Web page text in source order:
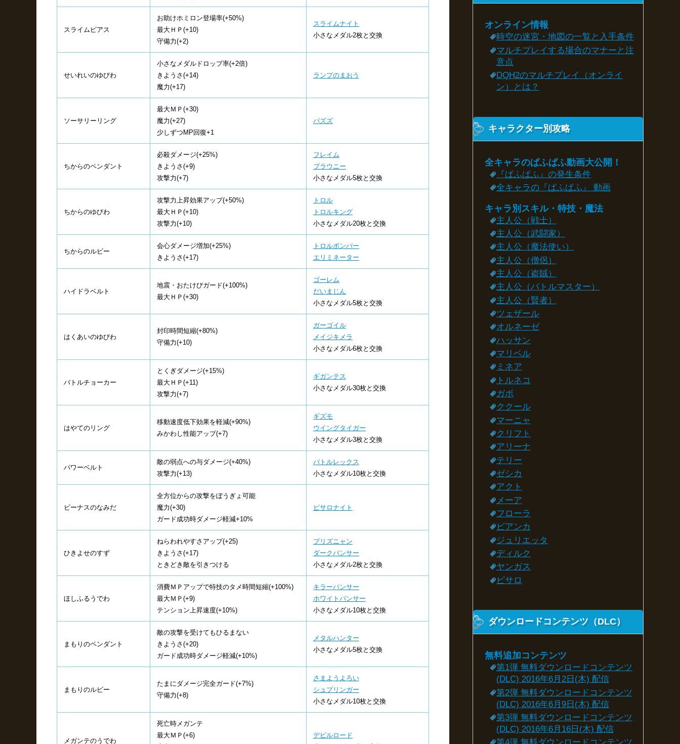
スライムピアス
お助けホミロン登場率(+50%)
最大ＨＰ(+10)
守備力(+2)
スライムナイト
小さなメダル2枚と交換
せいれいのゆびわ
小さなメダルドロップ率(+2倍)
きようさ(+14)
魔力(+17)
ランプのまおう
ソーサリーリング
最大ＭＰ(+30)
魔力(+27)
少しずつMP回復+1
バズズ
ちからのペンダント
必殺ダメージ(+25%)
きようさ(+9)
攻撃力(+7)
フレイム
ブラウニー
小さなメダル5枚と交換
ちからのゆびわ
攻撃力上昇効果アップ(+50%)
最大ＨＰ(+10)
攻撃力(+10)
トロル
トロルキング
小さなメダル20枚と交換
ちからのルビー
会心ダメージ増加(+25%)
きようさ(+17)
トロルボンバー
エリミネーター
ハイドラベルト
地震・おたけびガード(+100%)
最大ＨＰ(+30)
ゴーレム
だいまじん
小さなメダル5枚と交換
はくあいのゆびわ
封印時間短縮(+80%)
守備力(+10)
ガーゴイル
メイジキメラ
小さなメダル6枚と交換
バトルチョーカー
とくぎダメージ(+15%)
最大ＨＰ(+11)
攻撃力(+7)
ギガンテス
小さなメダル30枚と交換
はやてのリング
移動速度低下効果を軽減(+90%)
みかわし性能アップ(+7)
ギズモ
ウイングタイガー
小さなメダル3枚と交換
パワーベルト
敵の弱点への与ダメージ(+40%)
攻撃力(+13)
バトルレックス
小さなメダル10枚と交換
ビーナスのなみだ
全方位からの攻撃をぼうぎょ可能
魔力(+30)
ガード成功時ダメージ軽減+10%
ピサロナイト
ひきよせのすず
ねらわれやすさアップ(+25)
きようさ(+17)
ときどき敵を引きつける
プリズニャン
ダークパンサー
小さなメダル2枚と交換
ほしふるうでわ
消費ＭＰアップで特技のタメ時間短縮(+100%)
最大ＭＰ(+9)
テンション上昇速度(+10%)
キラーパンサー
ホワイトパンサー
小さなメダル10枚と交換
まもりのペンダント
敵の攻撃を受けてもひるまない
きようさ(+20)
ガード成功時ダメージ軽減(+10%)
メタルハンター
小さなメダル5枚と交換
まもりのルビー
たまにダメージ完全ガード(+7%)
守備力(+8)
さまようよろい
シュプリンガー
小さなメダル10枚と交換
メガンテのうでわ
死亡時メガンテ
最大ＭＰ(+6)
デビルロード
オンライン情報
時空の迷宮・地図の一覧と入手条件
マルチプレイする場合のマナーと注
意点
DQH2のマルチプレイ（オンライ
ン）とは？
キャラクター別攻略
全キャラのぱふぱふ動画大公開！
『ぱふぱふ』の発生条件
全キャラの『ぱふぱふ』 動画
キャラ別スキル・特技・魔法
主人公（戦士）
主人公（武闘家）
主人公（魔法使い）
主人公（僧侶）
主人公（盗賊）
主人公（バトルマスター）
主人公（賢者）
ツェザール
オルネーゼ
ハッサン
マリベル
ミネア
トルネコ
ガボ
ククール
マーニャ
クリフト
アリーナ
テリー
ゼシカ
アクト
メーア
フローラ
ビアンカ
ジュリエッタ
ディルク
ヤンガス
ピサロ
ダウンロードコンテンツ（DLC）
無料追加コンテンツ
第1弾 無料ダウンロードコンテンツ
(DLC) 2016年6月2日(木) 配信
第2弾 無料ダウンロードコンテンツ
(DLC) 2016年6月9日(木) 配信
第3弾 無料ダウンロードコンテンツ
(DLC) 2016年6月16日(木) 配信